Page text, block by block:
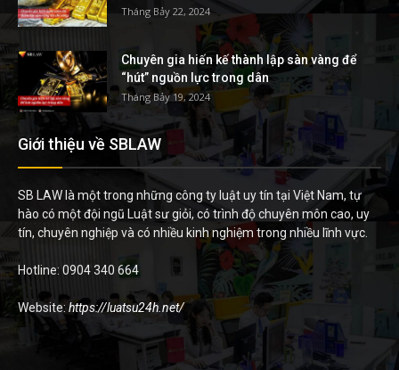
Tháng Bảy 22, 2024
Chuyên gia hiến kế thành lập sàn vàng để
“hút” nguồn lực trong dân
Tháng Bảy 19, 2024
Giới thiệu về SBLAW
SB LAW là một trong những công ty luật uy tín tại Việt Nam, tự
hào có một đội ngũ Luật sư giỏi, có trình độ chuyên môn cao, uy
tín, chuyên nghiệp và có nhiều kinh nghiệm trong nhiều lĩnh vực.
Hotline: 0904 340 664
Website: https://luatsu24h.net/